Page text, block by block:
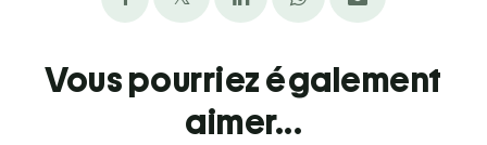
Vous pourriez également
aimer...